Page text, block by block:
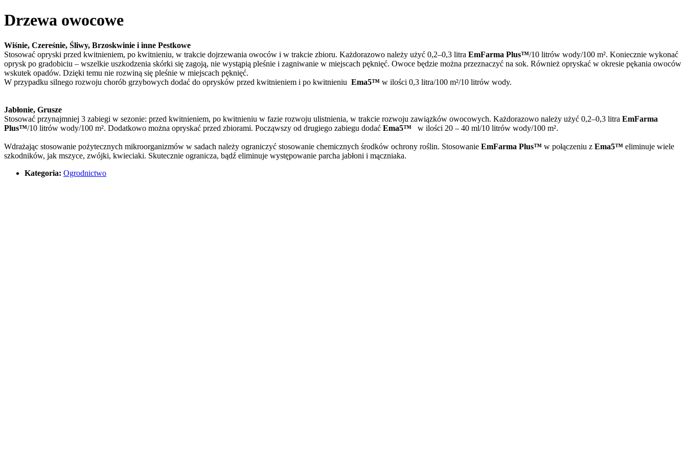
Drzewa owocowe
Wiśnie, Czereśnie, Śliwy, Brzoskwinie i inne Pestkowe
Stosować opryski przed kwitnieniem, po kwitnieniu, w trakcie dojrzewania owoców i w trakcie zbioru. Każdorazowo należy użyć 0,2–0,3 litra EmFarma Plus™/10 litrów wody/100 m². Koniecznie wykonać
oprysk po gradobiciu – wszelkie uszkodzenia skórki się zagoją, nie wystąpią pleśnie i zagniwanie w miejscach pęknięć. Owoce będzie można przeznaczyć na sok. Również opryskać w okresie pękania owoców
wskutek opadów. Dzięki temu nie rozwiną się pleśnie w miejscach pęknięć.
W przypadku silnego rozwoju chorób grzybowych dodać do oprysków przed kwitnieniem i po kwitnieniu Ema5™ w ilości 0,3 litra/100 m²/10 litrów wody.
Jabłonie, Grusze
Stosować przynajmniej 3 zabiegi w sezonie: przed kwitnieniem, po kwitnieniu w fazie rozwoju ulistnienia, w trakcie rozwoju zawiązków owocowych. Każdorazowo należy użyć 0,2–0,3 litra EmFarma
Plus™/10 litrów wody/100 m². Dodatkowo można opryskać przed zbiorami. Począwszy od drugiego zabiegu dodać Ema5™ w ilości 20 – 40 ml/10 litrów wody/100 m².
Wdrażając stosowanie pożytecznych mikroorganizmów w sadach należy ograniczyć stosowanie chemicznych środków ochrony roślin. Stosowanie EmFarma Plus™ w połączeniu z Ema5™ eliminuje wiele
szkodników, jak mszyce, zwójki, kwieciaki. Skutecznie ogranicza, bądź eliminuje występowanie parcha jabłoni i mączniaka.
Kategoria: Ogrodnictwo